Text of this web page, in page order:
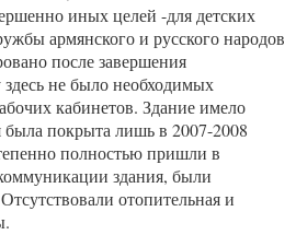
иных целей -для детских
армянского и русского народов
после завершения
не было необходимых
кабинетов. Здание имело
покрыта лишь в 2007-2008
полностью пришли в
здания, были
отопительная и